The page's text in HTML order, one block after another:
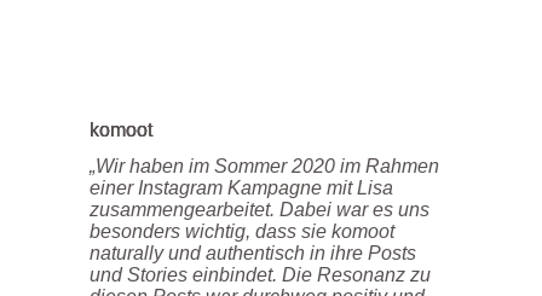
komoot
„Wir haben im Sommer 2020 im Rahmen
einer Instagram Kampagne mit Lisa
zusammengearbeitet. Dabei war es uns
besonders wichtig, dass sie komoot
naturally und authentisch in ihre Posts
und Stories einbindet. Die Resonanz zu